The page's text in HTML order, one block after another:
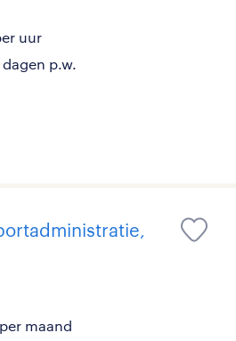
uur
p.w.
maand